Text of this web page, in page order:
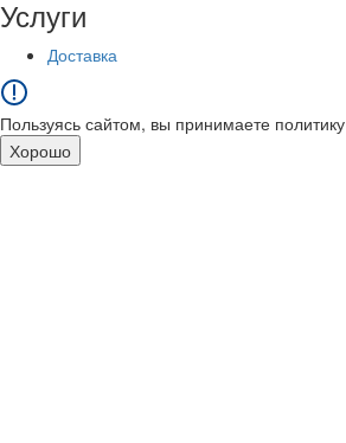
Услуги
Доставка
Пользуясь сайтом, вы принимаете политику
Хорошо